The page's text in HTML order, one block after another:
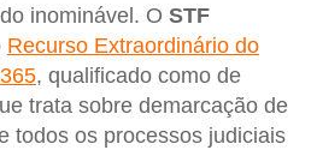
inominável. O STF
Recurso Extraordinário do
, qualificado como de
trata sobre demarcação de
todos os processos judiciais